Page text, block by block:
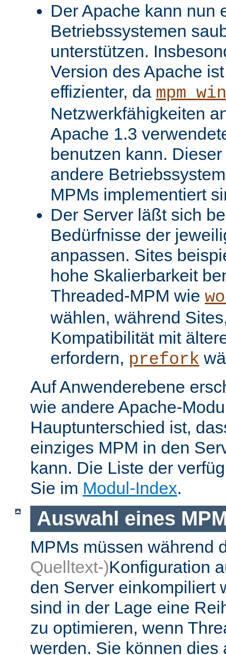
Der Apache kann nun
Betriebssystemen
unterstützen.
Version des Apache
effizienter, da
Netzwerkfähigkeiten
Apache 1.3
benutzen kann.
andere
MPMs implementiert
Der Server läßt sich
Bedürfnisse der
anpassen. Sites
hohe Skalierbarkeit
Threaded-MPM wie
wählen, während
Kompatibilität mit
erfordern, prefork
Auf Anwenderebene
wie andere Apache-
Hauptunterschied ist,
einziges MPM in den
kann. Die Liste der
Sie im Modul-Index.
Auswahl eines
MPMs müssen während
Quelltext-)Konfiguration
den Server einkompiliert
sind in der Lage eine
zu optimieren, wenn
werden. Sie können dies